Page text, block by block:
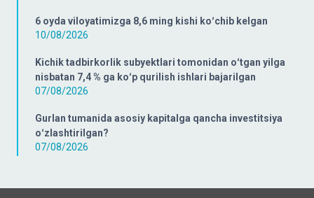
6 oyda viloyatimizga 8,6 ming kishi koʻchib kelgan
10/08/2026
Kichik tadbirkorlik subyektlari tomonidan oʻtgan yilga
nisbatan 7,4 % ga koʻp qurilish ishlari bajarilgan
07/08/2026
Gurlan tumanida asosiy kapitalga qancha investitsiya
oʻzlashtirilgan?
07/08/2026